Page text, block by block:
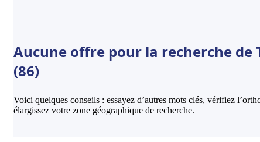
Aucune offre pour la recherche de
(86)
Voici quelques conseils : essayez d’autres mots clés, vérifiez
élargissez votre zone géographique de recherche.